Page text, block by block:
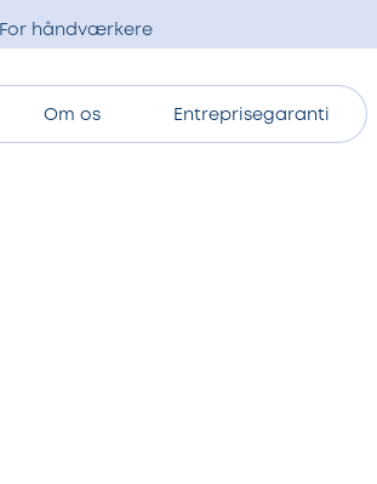
For håndværkere
Om os Entreprisegaranti